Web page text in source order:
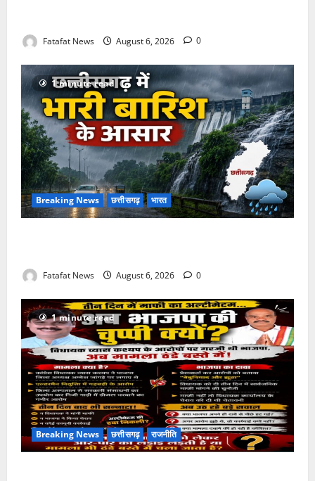
Fatafat News August 6, 2026 0
1 minute read
Breaking News छत्तीसगढ़ भारत
Fatafat News August 6, 2026 0
1 minute read
Breaking News छत्तीसगढ़ राजनीति